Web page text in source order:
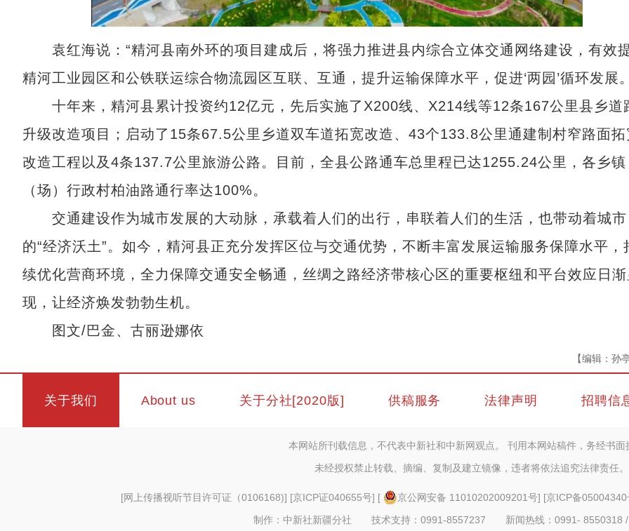
袁红海说：“精河县南外环的项目建成后，将强力推进县内综合立体交通网络建设，有效
精河工业园区和公铁联运综合物流园区互联、互通，提升运输保障水平，促进‘两园’循环发展
十年来，精河县累计投资约12亿元，先后实施了X200线、X214线等12条167公里县乡道
升级改造项目；启动了15条67.5公里乡道双车道拓宽改造、43个133.8公里通建制村窄路面拓
改造工程以及4条137.7公里旅游公路。目前，全县公路通车总里程已达1255.24公里，各乡镇
（场）行政村柏油路通行率达100%。
交通建设作为城市发展的大动脉，承载着人们的出行，串联着人们的生活，也带动着城市
的“经济沃土”。如今，精河县正充分发挥区位与交通优势，不断丰富发展运输服务保障水平，
续优化营商环境，全力保障交通安全畅通，丝绸之路经济带核心区的重要枢纽和平台效应日渐
现，让经济焕发勃勃生机。
图文/巴金、古丽逊娜依
【编辑：孙
关于我们 About us 关于分社[2020版] 供稿服务 法律声明 招聘信
本网站所刊载信息，不代表中新社和中新网观点。 刊用本网站稿件，务经书面
未经授权禁止转载、摘编、复制及建立镜像，违者将依法追究法律责任。
[网上传播视听节目许可证（0106168)] [京ICP证040655号] [ 京公网安备 11010202009201号] [京ICP备05004340
制作：中新社新疆分社 技术支持：0991-8557237 新闻热线：0991-